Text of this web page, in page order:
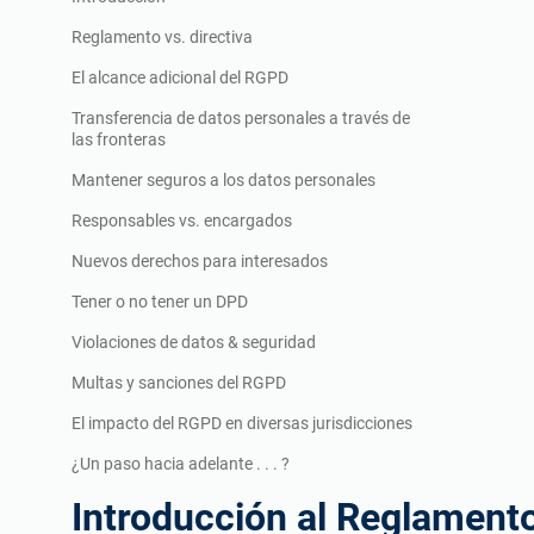
ISO 22301
ISO 17025
IATF 16949
Aeroespacial
Automoción
Laboratorios
Reglamento vs. directiva
El alcance adicional del RGPD
Transferencia de datos personales a través de
las fronteras
Mantener seguros a los datos personales
Responsables vs. encargados
Nuevos derechos para interesados
Tener o no tener un DPD
Violaciones de datos & seguridad
Multas y sanciones del RGPD
El impacto del RGPD en diversas jurisdicciones
¿Un paso hacia adelante . . . ?
Introducción al